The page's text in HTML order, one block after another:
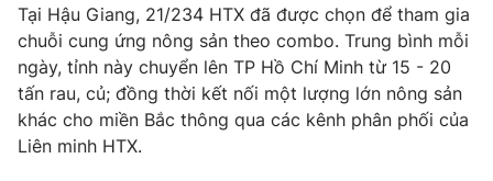
thông tin từ website này.
Tại Hậu Giang, 21/234 HTX đã được chọn để tham gia
chuỗi cung ứng nông sản theo combo. Trung bình mỗi
ngày, tỉnh này chuyển lên TP Hồ Chí Minh từ 15 - 20
tấn rau, củ; đồng thời kết nối một lượng lớn nông sản
khác cho miền Bắc thông qua các kênh phân phối của
Liên minh HTX.